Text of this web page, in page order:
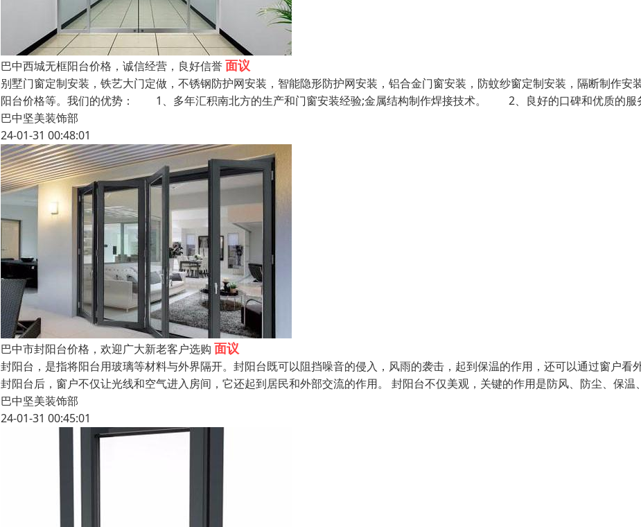
巴中西城无框阳台价格，诚信经营，良好信誉面议
别墅门窗定制安装，铁艺大门定做，不锈钢防护网安装，智能隐形防护网安装，铝合金门窗安装，防蚊纱窗定制安装，隔断制作安
阳台价格等。我们的优势： 1、多年汇积南北方的生产和门窗安装经验;金属结构制作焊接技术。 2、良好的口碑和优质的服
巴中坚美装饰部
24-01-31 00:48:01
巴中市封阳台价格，欢迎广大新老客户选购 面议
封阳台，是指将阳台用玻璃等材料与外界隔开。封阳台既可以阻挡噪音的侵入，风雨的袭击，起到保温的作用，还可以通过窗户看
封阳台后，窗户不仅让光线和空气进入房间，它还起到居民和外部交流的作用。 封阳台不仅美观，关键的作用是防风、防尘、保温
巴中坚美装饰部
24-01-31 00:45:01